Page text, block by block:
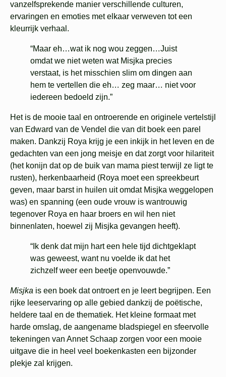
vanzelfsprekende manier verschillende culturen,
ervaringen en emoties met elkaar verweven tot een
kleurrijk verhaal.
“Maar eh…wat ik nog wou zeggen…Juist
omdat we niet weten wat Misjka precies
verstaat, is het misschien slim om dingen aan
hem te vertellen die eh… zeg maar… niet voor
iedereen bedoeld zijn.”
Het is de mooie taal en ontroerende en originele vertelstijl
van Edward van de Vendel die van dit boek een parel
maken. Dankzij Roya krijg je een inkijk in het leven en de
gedachten van een jong meisje en dat zorgt voor hilariteit
(het konijn dat op de buik van mama piest terwijl ze ligt te
rusten), herkenbaarheid (Roya moet een spreekbeurt
geven, maar barst in huilen uit omdat Misjka weggelopen
was) en spanning (een oude vrouw is wantrouwig
tegenover Roya en haar broers en wil hen niet
binnenlaten, hoewel zij Misjka gevangen heeft).
“Ik denk dat mijn hart een hele tijd dichtgeklapt
was geweest, want nu voelde ik dat het
zichzelf weer een beetje openvouwde.”
Misjka is een boek dat ontroert en je leert begrijpen. Een
rijke leeservaring op alle gebied dankzij de poëtische,
heldere taal en de thematiek. Het kleine formaat met
harde omslag, de aangename bladspiegel en sfeervolle
tekeningen van Annet Schaap zorgen voor een mooie
uitgave die in heel veel boekenkasten een bijzonder
plekje zal krijgen.